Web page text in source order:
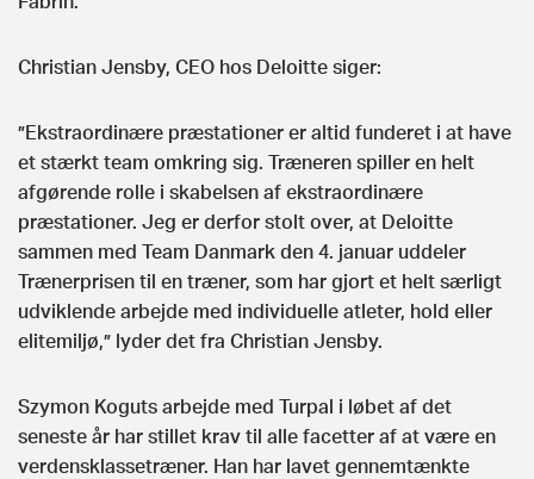
Christian Jensby, CEO hos Deloitte siger:
”Ekstraordinære præstationer er altid funderet i at have
et stærkt team omkring sig. Træneren spiller en helt
afgørende rolle i skabelsen af ekstraordinære
præstationer. Jeg er derfor stolt over, at Deloitte
sammen med Team Danmark den 4. januar uddeler
Trænerprisen til en træner, som har gjort et helt særligt
udviklende arbejde med individuelle atleter, hold eller
elitemiljø,” lyder det fra Christian Jensby.
Szymon Koguts arbejde med Turpal i løbet af det
seneste år har stillet krav til alle facetter af at være en
verdensklassetræner. Han har lavet gennemtænkte